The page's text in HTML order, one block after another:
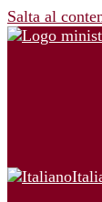
Salta al